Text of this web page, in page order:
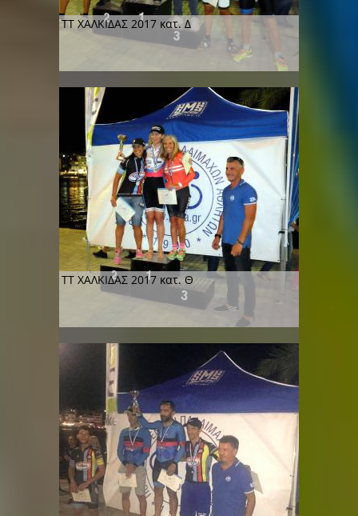
ΤΤ ΧΑΛΚΙΔΑΣ 2017 κατ. Δ
ΤΤ ΧΑΛΚΙΔΑΣ 2017 κατ. Θ